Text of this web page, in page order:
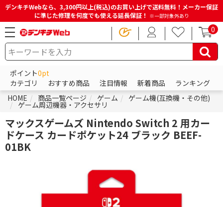
デンキチWebなら、3,300円以上(税込)のお買い上げで送料無料！メーカー保証
に準じた修理を何度でも使える延長保証！ ※一部対象外あり
0
ポイント0pt
カテゴリ
おすすめ商品 注目情報 新着商品
ランキング
HOME
商品一覧ページ ゲーム ゲーム機(互換機・その他)
ゲーム周辺機器・アクセサリ
マックスゲームズ Nintendo Switch 2 用カー
ドケース カードポケット24 ブラック BEEF-
01BK